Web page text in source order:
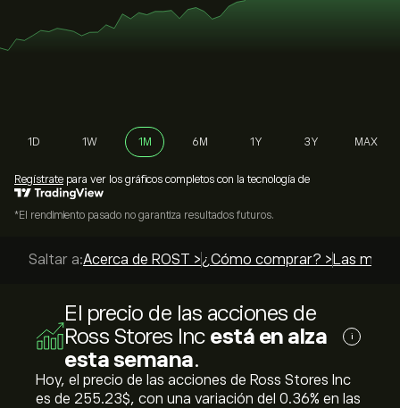
1D 1W 1M 6M 1Y 3Y MAX
Regístrate para ver los gráficos completos con la tecnología de
*El rendimiento pasado no garantiza resultados futuros.
Saltar a:Acerca de ROST >¿Cómo comprar? > Las
El precio de las acciones de
Ross Stores Inc está en alza
esta semana.
i
Hoy, el precio de las acciones de Ross Stores Inc
es de 255.23‎$‎, con una variación del ‎0.36‎% en las